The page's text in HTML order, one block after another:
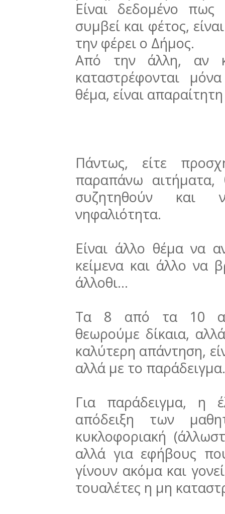
Είναι δεδομένο πως
συμβεί και φέτος,
την φέρει ο Δήμος.
Από την άλλη, αν
καταστρέφονται
θέμα, είναι
Πάντως, είτε
παραπάνω
συζητηθούν και
νηφαλιότητα.
Είναι άλλο θέμα να
κείμενα και άλλο να
άλλοθι...
Τα 8 από τα 10
θεωρούμε δίκαια,
καλύτερη απάντηση,
αλλά με το
Για παράδειγμα, η
απόδειξη των
κυκλοφοριακή
αλλά για εφήβους
γίνουν ακόμα και
τουαλέτες η μη